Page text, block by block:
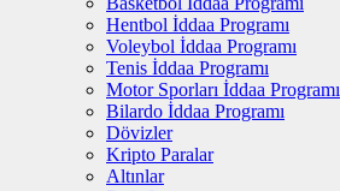
Hentbol İddaa Programı
Voleybol İddaa Programı
Tenis İddaa Programı
Motor Sporları İddaa Programı
Bilardo İddaa Programı
Dövizler
Kripto Paralar
Altınlar